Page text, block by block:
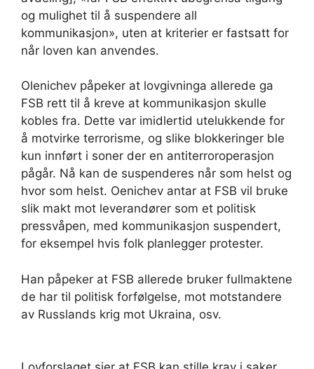
og mulighet til å suspendere all
kommunikasjon», uten at kriterier er fastsatt for
når loven kan anvendes.
Olenichev påpeker at lovgivninga allerede ga
FSB rett til å kreve at kommunikasjon skulle
kobles fra. Dette var imidlertid utelukkende for
å motvirke terrorisme, og slike blokkeringer ble
kun innført i soner der en antiterroroperasjon
pågår. Nå kan de suspenderes når som helst og
hvor som helst. Oenichev antar at FSB vil bruke
slik makt mot leverandører som et politisk
pressvåpen, med kommunikasjon suspendert,
for eksempel hvis folk planlegger protester.
Han påpeker at FSB allerede bruker fullmaktene
de har til politisk forfølgelse, mot motstandere
av Russlands krig mot Ukraina, osv.